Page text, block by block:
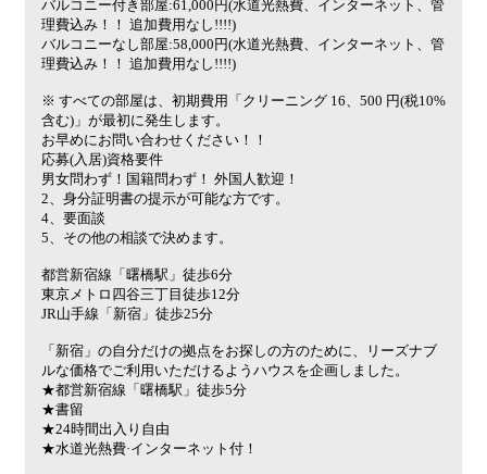
バルコニー付き部屋:61,000円(水道光熱費、インターネット、管
理費込み！！ 追加費用なし!!!!)
バルコニーなし部屋:58,000円(水道光熱費、インターネット、管
理費込み！！ 追加費用なし!!!!)
※ すべての部屋は、初期費用「クリーニング 16、500 円(税10%
含む)」が最初に発生します。
お早めにお問い合わせください！！
応募(入居)資格要件
男女問わず！国籍問わず！ 外国人歓迎！
2、身分証明書の提示が可能な方です。
4、要面談
5、その他の相談で決めます。
都営新宿線「曙橋駅」徒歩6分
東京メトロ四谷三丁目徒歩12分
JR山手線「新宿」徒歩25分
「新宿」の自分だけの拠点をお探しの方のために、リーズナブ
ルな価格でご利用いただけるようハウスを企画しました。
★都営新宿線「曙橋駅」徒歩5分
★書留
★24時間出入り自由
★水道光熱費·インターネット付！